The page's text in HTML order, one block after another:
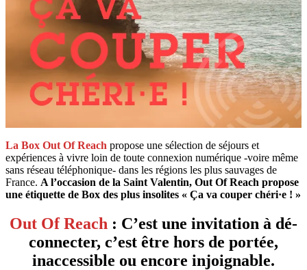
La Box Out Of Reach propose une sélection de séjours et
expériences à vivre loin de toute connexion numérique -voire même
sans réseau téléphonique- dans les régions les plus sauvages de
France. A l’occasion de la Saint Valentin, Out Of Reach propose
une étiquette de Box des plus insolites « Ça va couper chéri·e ! »
Out Of Reach : C’est une invitation à dé-
connecter, c’est être hors de portée,
inaccessible ou encore injoignable.